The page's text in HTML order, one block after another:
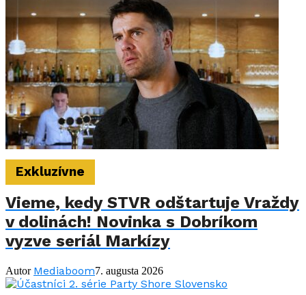
Exkluzívne
Vieme, kedy STVR odštartuje Vraždy
v dolinách! Novinka s Dobríkom
vyzve seriál Markízy
Autor Mediaboom7. augusta 2026